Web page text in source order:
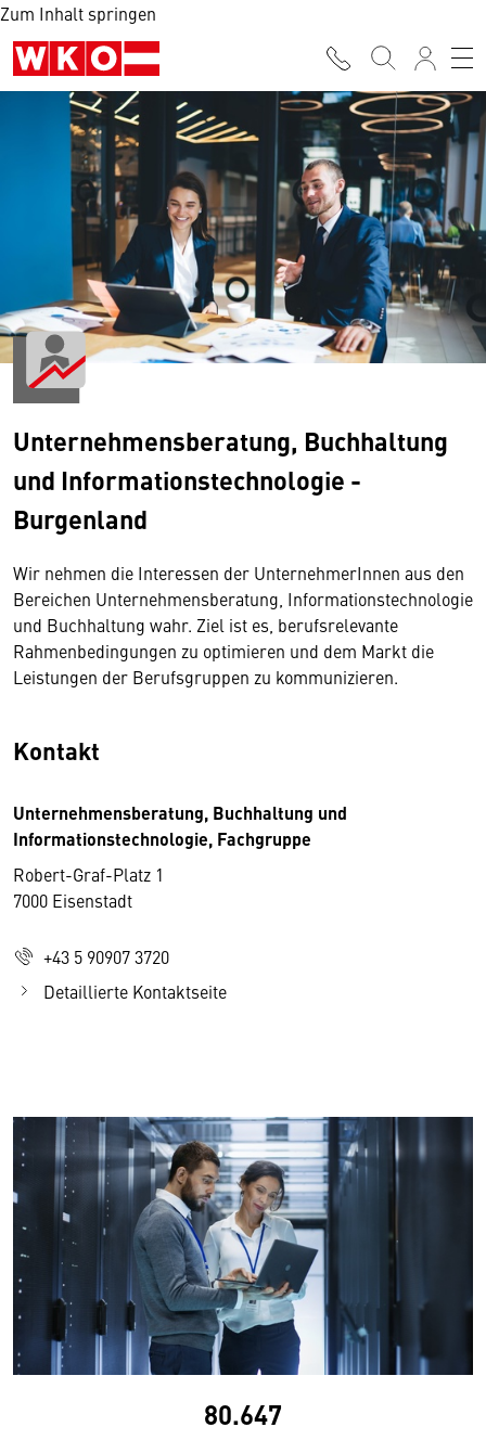
Zum Inhalt springen
Unternehmensberatung, Buchhaltung
und Informationstechnologie -
Burgenland
Wir nehmen die Interessen der UnternehmerInnen aus den
Bereichen Unternehmensberatung, Informationstechnologie
und Buchhaltung wahr. Ziel ist es, berufsrelevante
Rahmenbedingungen zu optimieren und dem Markt die
Leistungen der Berufsgruppen zu kommunizieren.
Kontakt
Unternehmensberatung, Buchhaltung und
Informationstechnologie, Fachgruppe
Robert-Graf-Platz 1
7000 Eisenstadt
+43 5 90907 3720
Detaillierte Kontaktseite
80.647